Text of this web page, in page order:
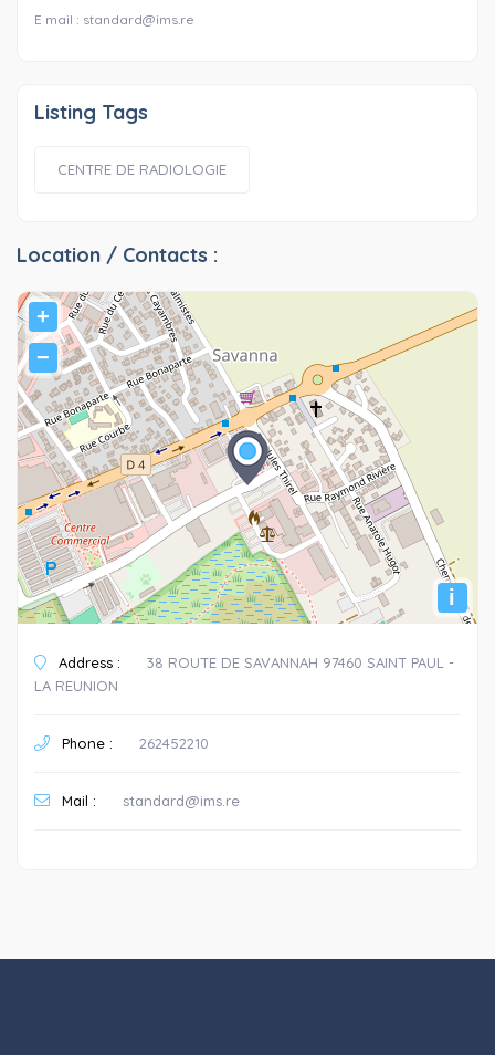
E mail : standard@ims.re
Listing Tags
CENTRE DE RADIOLOGIE
Location / Contacts :
+
−
i
Address :
38 ROUTE DE SAVANNAH 97460 SAINT PAUL -
LA REUNION
Phone : 262452210
Mail : standard@ims.re